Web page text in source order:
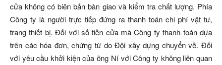
cửa không có biên bản bàn giao và kiểm tra chất lượng. Phía
Công ty là người trực tiếp đứng ra thanh toán chi phí vật tư,
trang thiết bị. Đối với số tiền cửa mà Công ty thanh toán dựa
trên các hóa đơn, chứng từ do Đội xây dựng chuyển về. Đối
với yêu cầu khởi kiện của ông Ní với Công ty không liên quan